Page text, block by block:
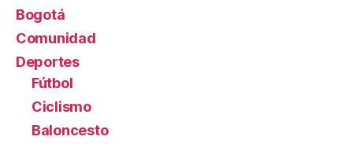
Bogotá
Comunidad
Deportes
Fútbol
Ciclismo
Baloncesto